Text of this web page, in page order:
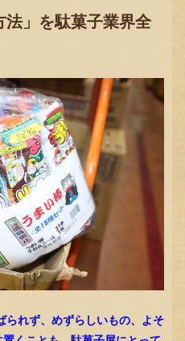
法」を駄菓子業界全
られず、めずらしいもの、よそ